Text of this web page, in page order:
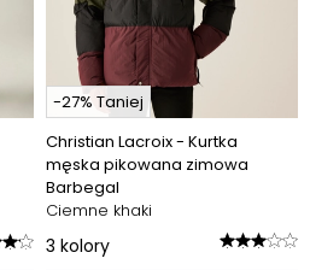
-27% Taniej
Christian Lacroix - Kurtka
męska pikowana zimowa
Barbegal
Ciemne khaki
3 kolory